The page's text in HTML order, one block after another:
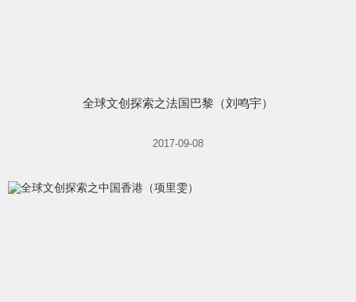
全球文创探索之法国巴黎（刘鸣宇）
2017-09-08